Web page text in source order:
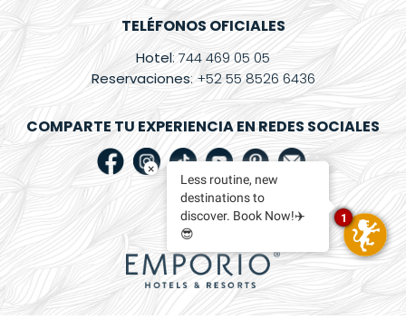
Contacto
Spa
Electrónica
Preguntas
Frecuentes
TELÉFONOS OFICIALES
Hotel: 744 469 05 05
Reservaciones: +52 55 8526 6436
COMPARTE TU EXPERIENCIA EN REDES SOCIALES
×
Less routine, new
destinations to
discover. Book Now!✈️
😎
1